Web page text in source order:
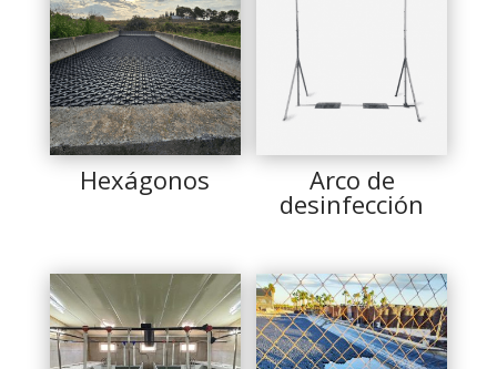
Hexágonos Arco de
desinfección